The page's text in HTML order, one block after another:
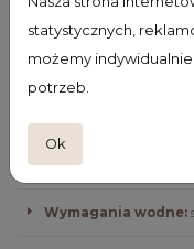
statystycznych,
możemy
potrzeb.
Ok
Wysokość bez
Kolor kwiatów:
Stanowisko:
Wymagania wodne: